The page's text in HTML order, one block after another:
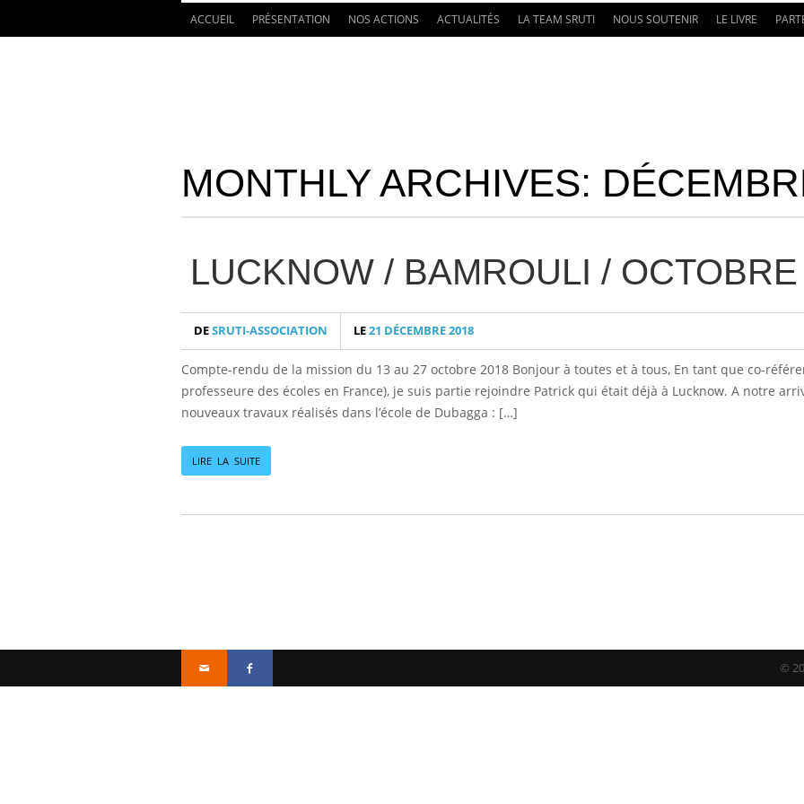
ACCUEIL PRÉSENTATION NOS ACTIONS ACTUALITÉS LA TEAM SRUTI NOUS SOUTENIR LE LIVRE
MONTHLY ARCHIVES:
LUCKNOW / BAMROULI /
DESRUTI-ASSOCIATION LE21 DÉCEMBRE 2018
Compte-rendu de la mission du 13 au 27 octobre 2018 Bonjour à toutes et à tous, En tant que co-
professeure des écoles en France), je suis partie rejoindre Patrick qui était déjà à Lucknow. A notre
nouveaux travaux réalisés dans l’école de Dubagga : […]
LIRE LA SUITE
©